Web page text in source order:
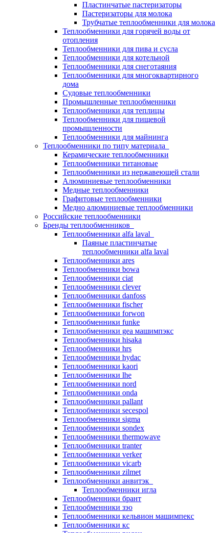
Пластинчатые пастеризаторы
Пастеризаторы для молока
Трубчатые теплообменники для молока
Теплообменники для горячей воды от
отопления
Теплообменники для пива и сусла
Теплообменники для котельной
Теплообменники для снеготаяния
Теплообменники для многоквартирного
дома
Судовые теплообменники
Промышленные теплообменники
Теплообменники для теплицы
Теплообменники для пищевой
промышленности
Теплообменники для майнинга
Теплообменники по типу материала
Керамические теплообменники
Теплообменники титановые
Теплообменники из нержавеющей стали
Алюминиевые теплообменники
Медные теплообменники
Графитовые теплообменники
Медно алюминиевые теплообменники
Российские теплообменники
Бренды теплообменников
Теплообменники alfa laval
Паяные пластинчатые
теплообменники alfa laval
Теплообменники ares
Теплообменники bowa
Теплообменники ciat
Теплообменники clever
Теплообменники danfoss
Теплообменники fischer
Теплообменники forwon
Теплообменники funke
Теплообменники gea машимпэкс
Теплообменники hisaka
Теплообменники hrs
Теплообменники hydac
Теплообменники kaori
Теплообменники lhe
Теплообменники nord
Теплообменники onda
Теплообменники pallant
Теплообменники secespol
Теплообменники sigma
Теплообменники sondex
Теплообменники thermowave
Теплообменники tranter
Теплообменники verker
Теплообменники vicarb
Теплообменники zilmet
Теплообменники анвитэк
Теплообменники игла
Теплообменники брант
Теплообменники зэо
Теплообменники кельвион машимпекс
Теплообменники кс